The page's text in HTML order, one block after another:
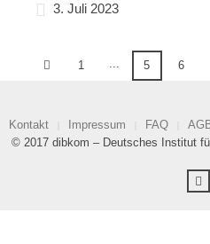
3. Juli 2023
1 ... 5 6
Kontakt Impressum FAQ
© 2017 dibkom – Deutsches Institut